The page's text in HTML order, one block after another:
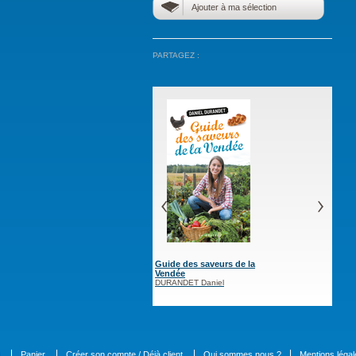
Ajouter à ma sélection
PARTAGEZ :
Mes confitures maison
DUTHEIL Laurent